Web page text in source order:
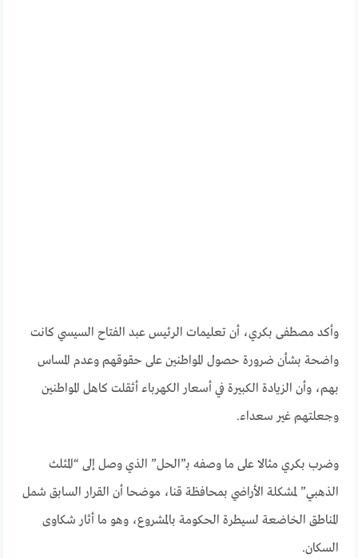
وأكد مصطفى بكري، أن تعليمات الرئيس عبد الفتاح السيسي كانت
واضحة بشأن ضرورة حصول المواطنين على حقوقهم وعدم المساس
بهم، وأن الزيادة الكبيرة في أسعار الكهرباء أثقلت كاهل المواطنين
وجعلتهم غير سعداء.
وضرب بكري مثالا على ما وصفه بـ”الحل” الذي وصل إلى “المثلث
الذهبي” لمشكلة الأراضي بمحافظة قنا، موضحا أن القرار السابق شمل
المناطق الخاضعة لسيطرة الحكومة بالمشروع، وهو ما أثار شكاوى
السكان.